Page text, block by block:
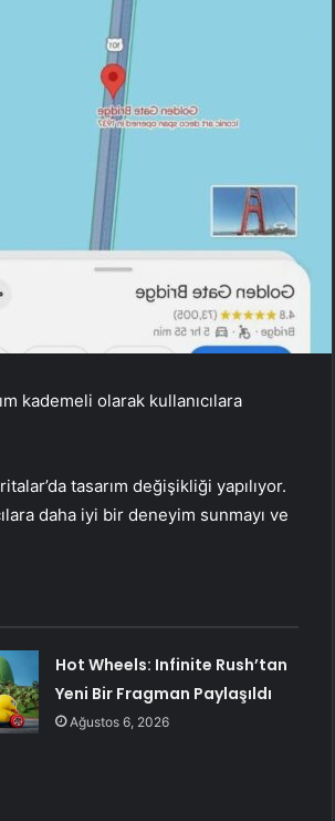
kademeli olarak kullanıcılara
tasarım değişikliği yapılıyor.
daha iyi bir deneyim sunmayı ve
Hot Wheels: Infinite Rush’tan
Yeni Bir Fragman Paylaşıldı
Ağustos 6, 2026